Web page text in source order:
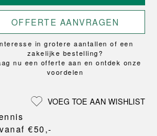
OFFERTE AANVRAGEN
in grotere aantallen of een
zakelijke bestelling?
nu een offerte aan en ontdek onze
voordelen
VOEG TOE AAN WISHLIST
€50,-